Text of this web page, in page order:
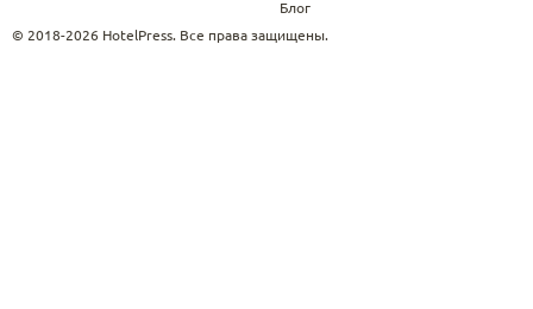
Блог
© 2018-2026 HotelPress. Все права защищены.